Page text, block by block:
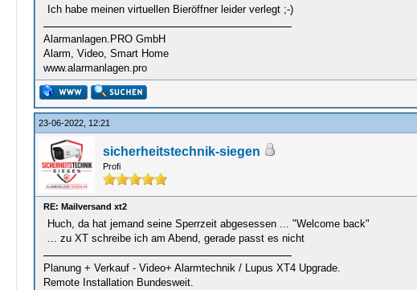
Ich habe meinen virtuellen Bieröffner leider verlegt ;-)
Alarmanlagen.PRO GmbH
Alarm, Video, Smart Home
www.alarmanlagen.pro
23-06-2022, 12:21
sicherheitstechnik-siegen
Profi
RE: Mailversand xt2
Huch, da hat jemand seine Sperrzeit abgesessen ... "Welcome back"
... zu XT schreibe ich am Abend, gerade passt es nicht
Planung + Verkauf - Video+ Alarmtechnik / Lupus XT4 Upgrade.
Remote Installation Bundesweit.